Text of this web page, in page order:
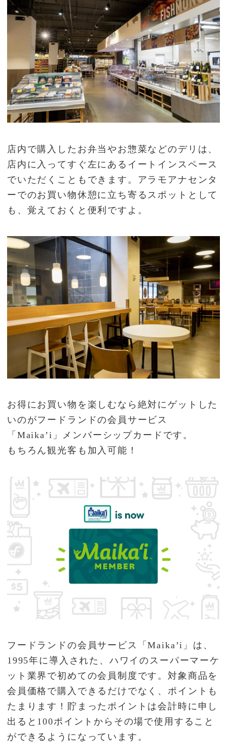
店内で購入したお弁当やお惣菜などのデリは、
店内に入ってすぐ左にあるイートインスペース
でいただくこともできます。アラモアナセンタ
ーでのお買い物休憩に立ち寄るスポットとして
も、覚えておくと便利ですよ。
お得にお買い物を楽しむなら絶対にゲットした
いのがフードランドの会員サービス
「Maika’i」メンバーシップカードです。
もちろん観光客も加入可能！
フードランドの会員サービス「Maika’i」は、
1995年に導入された、ハワイのスーパーマーケ
ット業界で初めての会員制度です。対象商品を
会員価格で購入できるだけでなく、ポイントも
たまります！貯まったポイントは会計時に申し
出ると100ポイントからその場で使用すること
ができるようになっています。